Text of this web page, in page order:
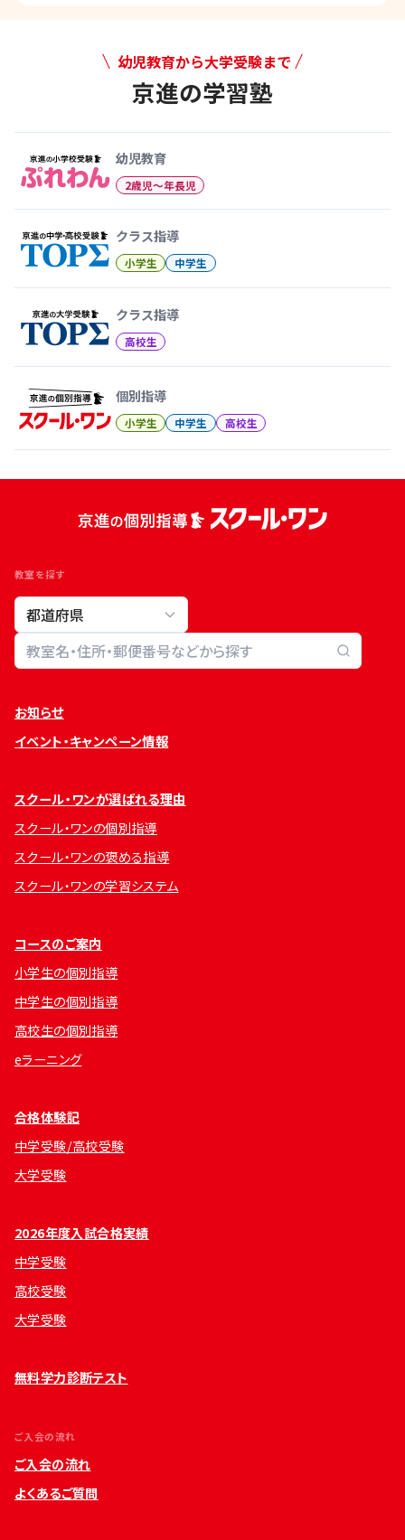
幼児教育から大学受験まで
京進の学習塾
幼児教育
2歳児〜年長児
クラス指導
小学生 中学生
クラス指導
高校生
個別指導
小学生 中学生 高校生
教室を探す
教室検索
お知らせ
イベント・キャンペーン情報
スクール・ワンが選ばれる理由
スクール・ワンの個別指導
スクール・ワンの褒める指導
スクール・ワンの学習システム
コースのご案内
小学生の個別指導
中学生の個別指導
高校生の個別指導
eラーニング
合格体験記
中学受験/高校受験
大学受験
2026年度入試合格実績
中学受験
高校受験
大学受験
無料学力診断テスト
ご入会の流れ
ご入会の流れ
よくあるご質問